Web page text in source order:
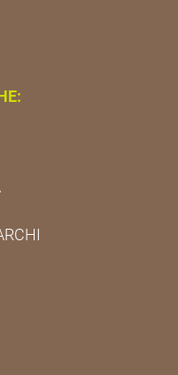
Emilia-Romagna
Cammini Emilia-
di Cammini Emilia-
di Cammini